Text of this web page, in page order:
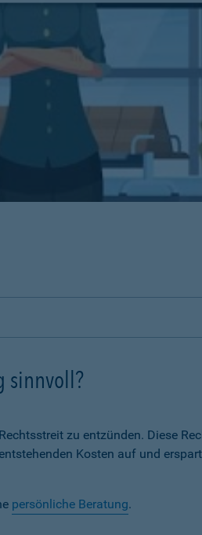
sinnvoll?
zu entzünden. Diese
Kosten auf und
persönliche Beratung.